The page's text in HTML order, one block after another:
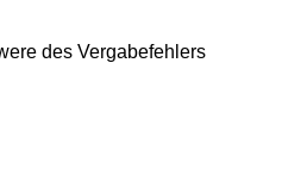
des Vergabefehlers